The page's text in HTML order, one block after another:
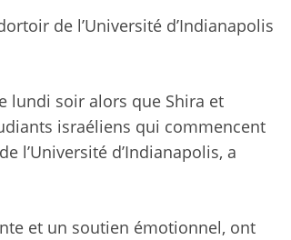
de l’Université d’Indianapolis
lundi soir alors que Shira et
israéliens qui commencent
l’Université d’Indianapolis, a
et un soutien émotionnel, ont